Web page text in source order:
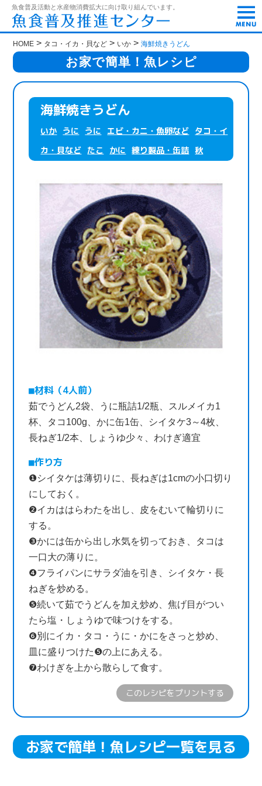
魚食普及活動と水産物消費拡大に向け取り組んでいます。
t
o
g
g
e
n
v
HOME > タコ・イカ・貝など > いか >海鮮焼きうどん
お家で簡単！魚レシピ
海鮮焼きうどん
いか うに うに エビ・カニ・魚卵など タコ・イ
カ・貝など たこ かに 練り製品・缶詰 秋
材料（4人前）
茹でうどん2袋、うに瓶詰1/2瓶、スルメイカ1
杯、タコ100g、かに缶1缶、シイタケ3～4枚、
長ねぎ1/2本、しょうゆ少々、わけぎ適宜
作り方
❶シイタケは薄切りに、長ねぎは1cmの小口切り
にしておく。
❷イカははらわたを出し、皮をむいて輪切りに
する。
❸かには缶から出し水気を切っておき、タコは
一口大の薄りに。
❹フライパンにサラダ油を引き、シイタケ・長
ねぎを炒める。
❺続いて茹でうどんを加え炒め、焦げ目がつい
たら塩・しょうゆで味つけをする。
❻別にイカ・タコ・うに・かにをさっと炒め、
皿に盛りつけた❺の上にあえる。
❼わけぎを上から散らして食す。
このレシピをプリントする
お家で簡単！魚レシピ一覧を見る